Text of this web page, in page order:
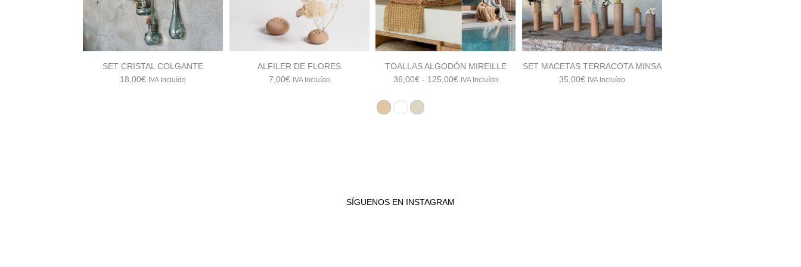
SET CRISTAL COLGANTE
18,00€ IVA Incluído
ALFILER DE FLORES
7,00€ IVA Incluído
TOALLAS ALGODÓN MIREILLE
36,00€ - 125,00€Rango
IVA Incluído
SET MACETAS TERRACOTA MINSA
35,00€ IVA Incluído
SÍGUENOS EN INSTAGRAM